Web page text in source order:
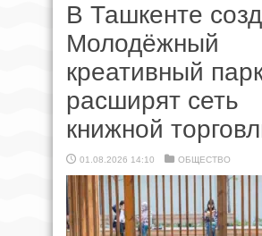
В Ташкенте
Молодёжный
креативный
расширят сеть
книжной
01.08.2026 14:10 ОБЩЕСТВО